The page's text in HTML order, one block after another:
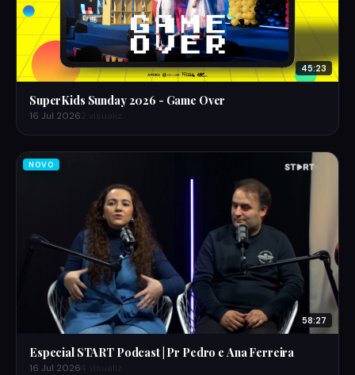
45:23
SuperKids Sunday 2026 - Game Over
16 Jul 2026
NOVO
58:27
Especial START Podcast | Pr Pedro e Ana Ferreira
16 Jul 2026 4 visualiz.